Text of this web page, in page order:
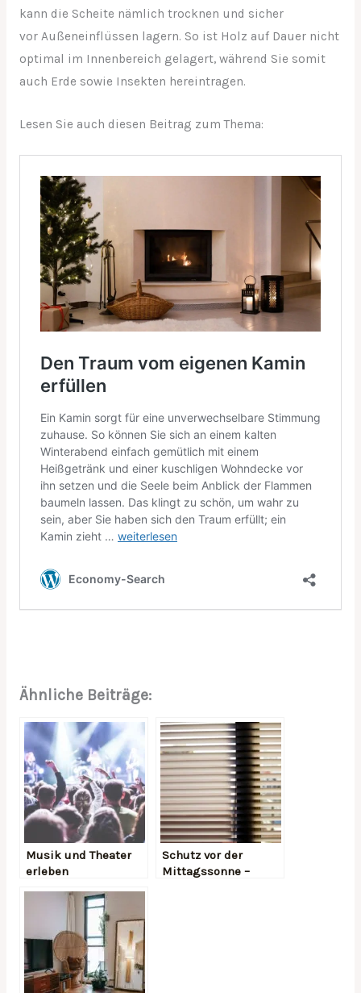
kann die Scheite nämlich trocknen und sicher
vor Außeneinflüssen lagern. So ist Holz auf Dauer nicht
optimal im Innenbereich gelagert, während Sie somit
auch Erde sowie Insekten hereintragen.
Lesen Sie auch diesen Beitrag zum Thema:
Ähnliche Beiträge:
Musik und Theater
erleben
Schutz vor der
Mittagssonne –